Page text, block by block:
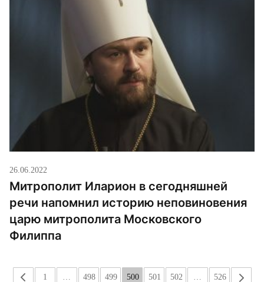
26.06.2022
Митрополит Иларион в сегодняшней
речи напомнил историю неповиновения
царю митрополита Московского
Филиппа
« 1 498 499 500 501 502 526 »